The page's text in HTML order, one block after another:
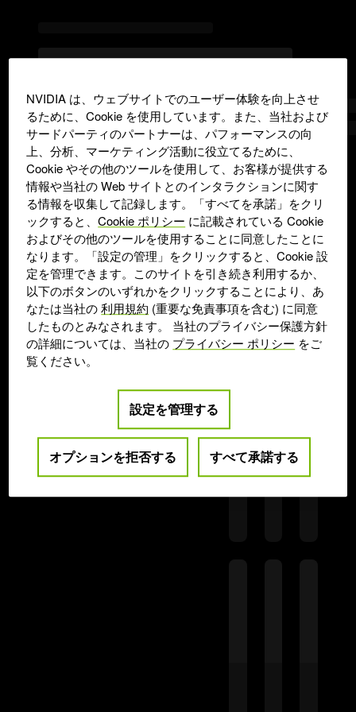
NVIDIA は、ウェブサイトでのユーザー体験を向上させ
るために、Cookie を使用しています。また、当社および
サードパーティのパートナーは、パフォーマンスの向
上、分析、マーケティング活動に役立てるために、
Cookie やその他のツールを使用して、お客様が提供する
情報や当社の Web サイトとのインタラクションに関す
る情報を収集して記録します。「すべてを承諾」をクリ
ックすると、Cookie ポリシー に記載されている Cookie
およびその他のツールを使用することに同意したことに
なります。「設定の管理」をクリックすると、Cookie 設
定を管理できます。このサイトを引き続き利用するか、
以下のボタンのいずれかをクリックすることにより、あ
なたは当社の利用規約 (重要な免責事項を含む) に同意
したものとみなされます。 当社のプライバシー保護方針
の詳細については、当社の プライバシー ポリシー をご
覧ください。
設定を管理する
オプションを拒否する すべて承諾する